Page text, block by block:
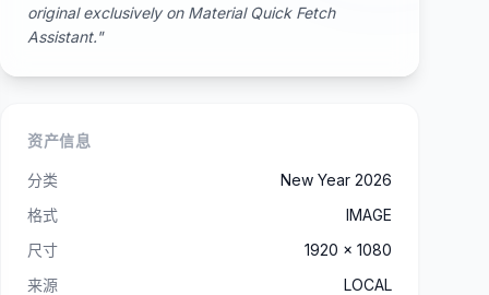
original exclusively on Material Quick Fetch
Assistant."
资产信息
分类
New Year 2026
格式
IMAGE
尺寸
1920 x 1080
来源
LOCAL